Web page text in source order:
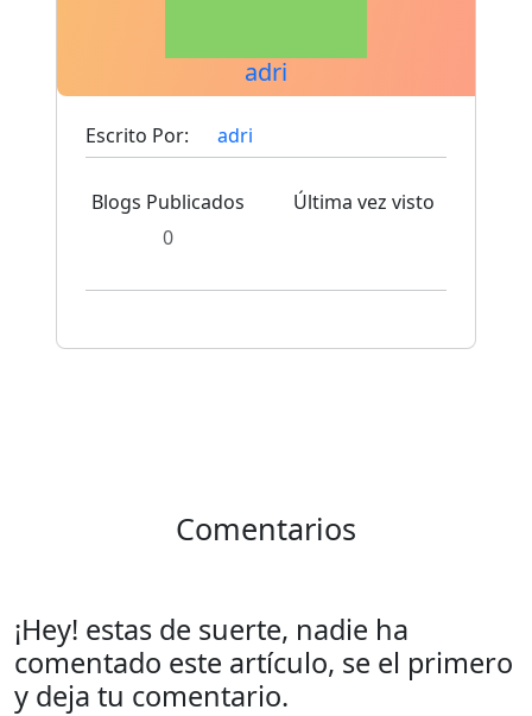
adri
Escrito Por: adri
Blogs Publicados
0
Última vez visto
Comentarios
¡Hey! estas de suerte, nadie ha
comentado este artículo, se el primero
y deja tu comentario.